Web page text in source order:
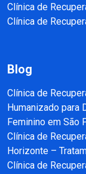
Clínica de
Clínica de
Blog
Clínica de
Humanizado para
Feminino em São
Clínica de
Horizonte –
Clínica de